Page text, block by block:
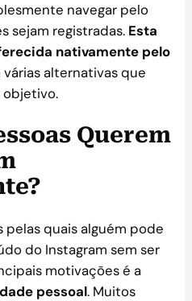
navegar pelo
sejam registradas. Esta
nativamente pelo
várias alternativas que
Querem
pelas quais alguém pode
do Instagram sem ser
motivações é a
pessoal. Muitos